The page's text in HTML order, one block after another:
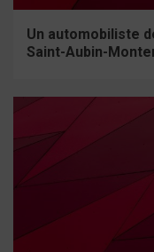
Un automobiliste
Saint-Aubin-